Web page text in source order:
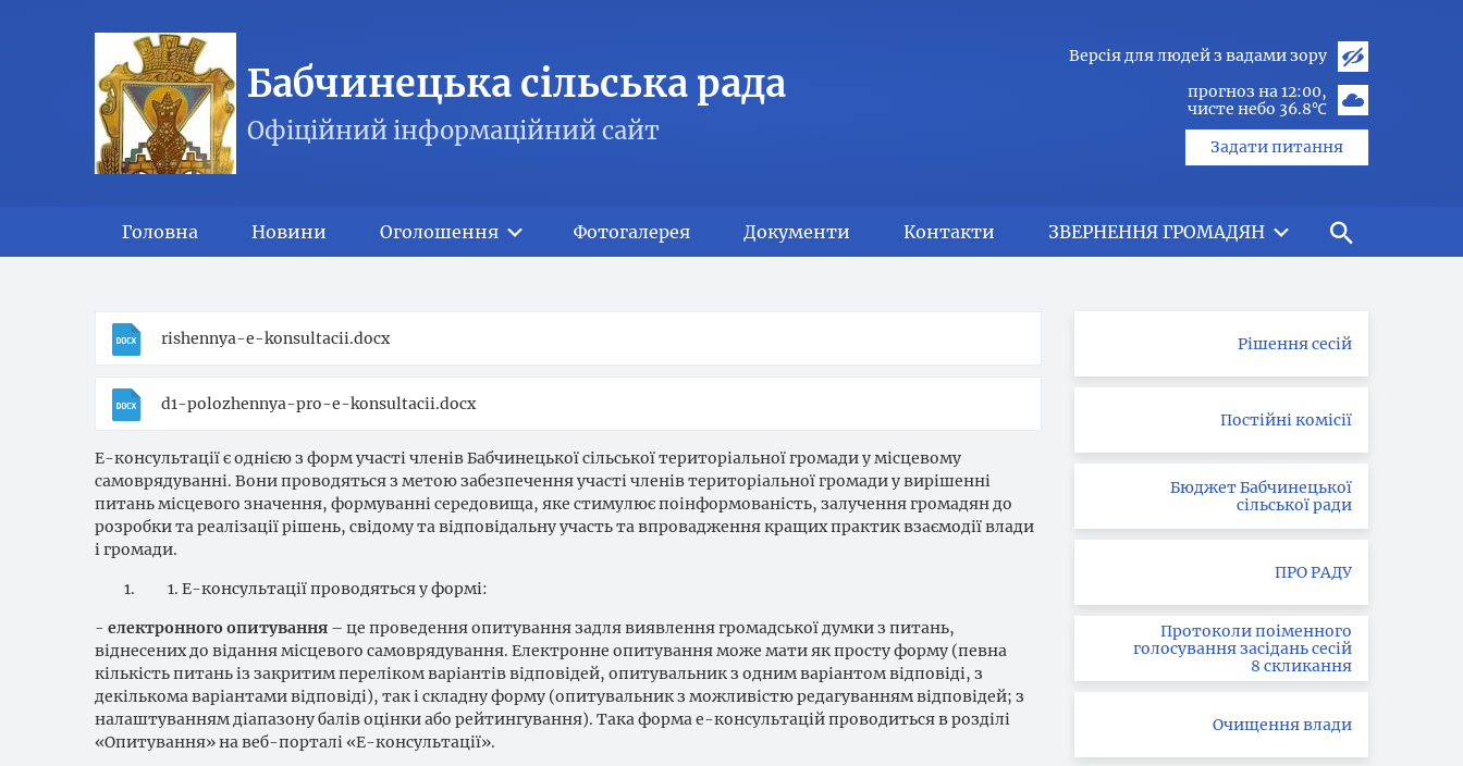
Бабчинецька сільська рада
Офіційний інформаційний сайт
Версія для людей з вадами зору
прогноз на 12:00
чисте небо 36.8℃
Задати питання
Головна Новини Оголошення Фотогалерея Документи Контакти ЗВЕРНЕННЯ ГРОМАДЯН
rishennya-e-konsultacii.docx
d1-polozhennya-pro-e-konsultacii.docx
Е-консультації є однією з форм участі членів Бабчинецької сільської територіальної громади у місцевому
самоврядуванні. Вони проводяться з метою забезпечення участі членів територіальної громади у вирішенні
питань місцевого значення, формуванні середовища, яке стимулює поінформованість, залучення громадян до
розробки та реалізації рішень, свідому та відповідальну участь та впровадження кращих практик взаємодії влади
і громади.
Е-консультації проводяться у формі:
- електронного опитування – це проведення опитування задля виявлення громадської думки з питань,
віднесених до відання місцевого самоврядування. Електронне опитування може мати як просту форму (певна
кількість питань із закритим переліком варіантів відповідей, опитувальник з одним варіантом відповіді, з
декількома варіантами відповіді), так і складну форму (опитувальник з можливістю редагуванням відповідей; з
налаштуванням діапазону балів оцінки або рейтингування). Така форма е-консультацій проводиться в розділі
«Опитування» на веб-порталі «Е-консультації».
Рішення сесій
Постійні комісії
Бюджет Бабчинецької
сільської ради
ПРО РАДУ
Протоколи поіменного
голосування засідань сесій
8 скликання
Очищення влади